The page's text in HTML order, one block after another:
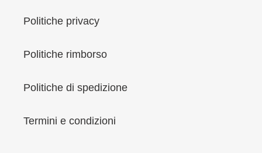
Politiche privacy
Politiche rimborso
Politiche di spedizione
Termini e condizioni